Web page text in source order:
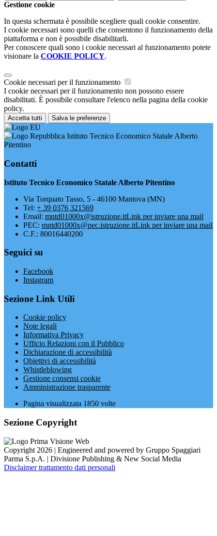
Gestione cookie
In questa schermata è possibile scegliere quali cookie consentire.
I cookie necessari sono quelli che consentono il funzionamento della
piattaforma e non è possibile disabilitarli.
Per conoscere quali sono i cookie necessari al funzionamento potete
visionare la COOKIE POLICY.
Cookie necessari per il funzionamento
I cookie necessari per il funzionamento non possono essere
disabilitati. È possibile consultare l'elenco nella pagina della cookie
policy.
Accetta tutti Salva le preferenze
Istituto Tecnico Economico Statale Alberto
Pitentino
Contatti
Istituto Tecnico Economico Statale Alberto Pitentino
Via Torquato Tasso, 5 - 46100 Mantova (MN)
Tel: + 39 0376 321569
Email: mntd01000x@istruzione.itLink per inviare una mail
PEC: mntd01000x@pec.istruzione.itLink per inviare una mail
C.F.: 80016440200
Seguici su
Facebook
Instagram
Sezione Link Utili
Cookie policy
Note legali
Informativa Privacy
Ufficio Relazioni con il Pubblico
Dichiarazione di accessibilità
Obiettivi di accessibilità
Whistleblowing
Gestione consensi cookie
Amministrazione trasparente
Pagina visualizzata 1850 volte
Sezione Copyright
Copyright 2026 | Engineered and powered by Gruppo Spaggiari
Parma S.p.A. | Divisione Publishing & New Social Media
Disclaimer trattamento dati personali